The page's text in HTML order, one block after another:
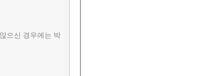
으신 경우에는 박